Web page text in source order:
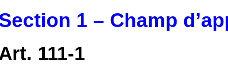
1 – Champ
111-1